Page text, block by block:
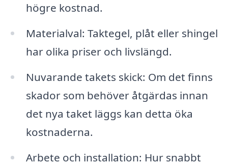
högre kostnad.
Materialval: Taktegel, plåt eller shingel
har olika priser och livslängd.
Nuvarande takets skick: Om det finns
skador som behöver åtgärdas innan
det nya taket läggs kan detta öka
kostnaderna.
Arbete och installation: Hur snabbt